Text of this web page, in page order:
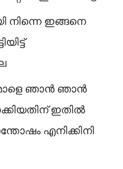
നിന്നെ ഇങ്ങനെ
ഞാൻ ഞാൻ
ഇതിൽ
എനിക്കിനി